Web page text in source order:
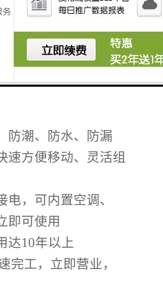
体造型美观，室内
，具有良好的外观效
协调；
装循环使用，环
防潮、防水、防漏
速方便移动、灵活组
电，可内置空调、
即可使用
达10年以上
完工，立即营业，